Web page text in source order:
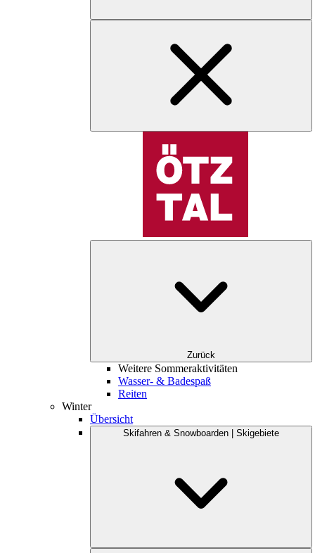
Zurück
Weitere Sommeraktivitäten
Wasser- & Badespaß
Reiten
Winter
Übersicht
Skifahren & Snowboarden | Skigebiete